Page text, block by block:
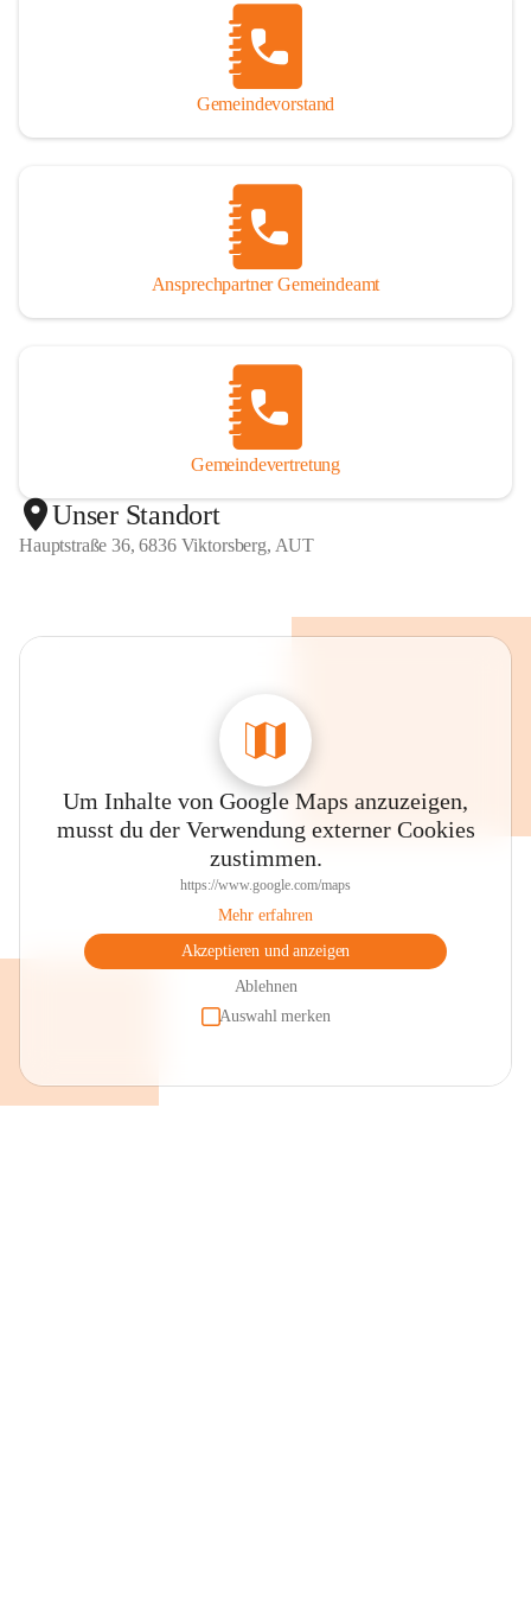
Gemeindevorstand
Ansprechpartner Gemeindeamt
Gemeindevertretung
Unser Standort
Hauptstraße 36, 6836 Viktorsberg, AUT
Um Inhalte von Google Maps anzuzeigen,
musst du der Verwendung externer Cookies
zustimmen.
https://www.google.com/maps
Mehr erfahren
Akzeptieren und anzeigen
Ablehnen
Auswahl merken